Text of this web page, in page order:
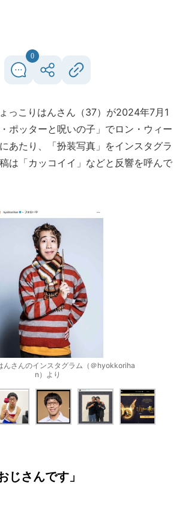
0
っこりはんさん（37）が2024年7月1
ポッターと呪いの子」でロン・ウィー
あたり、「扮装写真」をインスタグラ
は「カッコイイ」などと反響を呼んで
んさんのインスタグラム（＠hyokkoriha
n）より
じさんです」